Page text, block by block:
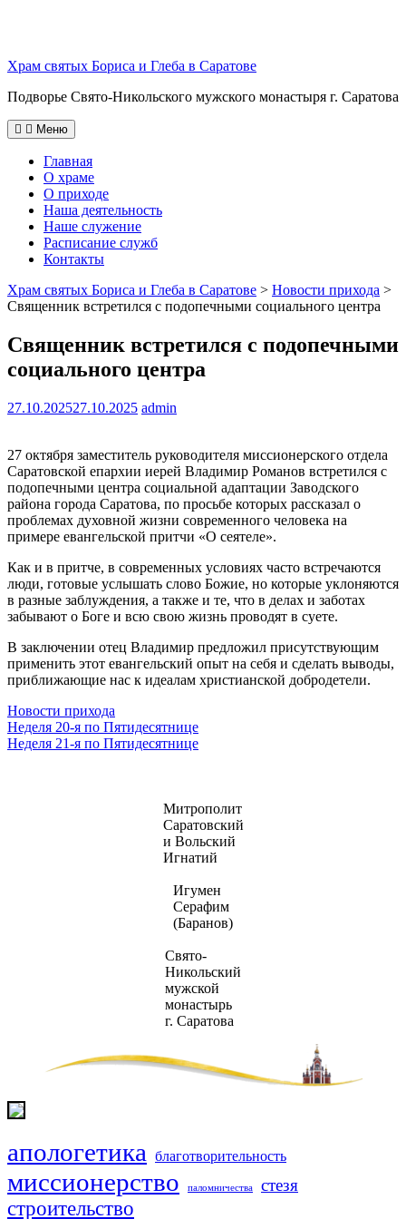
Храм святых Бориса и Глеба в Саратове
Подворье Свято-Никольского мужского монастыря г. Саратова
Меню
Главная
О храме
О приходе
Наша деятельность
Наше служение
Расписание служб
Контакты
Храм святых Бориса и Глеба в Саратове > Новости прихода >
Священник встретился с подопечными социального центра
Священник встретился с подопечными
социального центра
27.10.202527.10.2025 admin
27 октября заместитель руководителя миссионерского отдела
Саратовской епархии иерей Владимир Романов встретился с
подопечными центра социальной адаптации Заводского
района города Саратова, по просьбе которых рассказал о
проблемах духовной жизни современного человека на
примере евангельской притчи «О сеятеле».
Как и в притче, в современных условиях часто встречаются
люди, готовые услышать слово Божие, но которые уклоняются
в разные заблуждения, а также и те, что в делах и заботах
забывают о Боге и всю свою жизнь проводят в суете.
В заключении отец Владимир предложил присутствующим
применить этот евангельский опыт на себя и сделать выводы,
приближающие нас к идеалам христианской добродетели.
Новости прихода
Навигация
по
Неделя 20-я по Пятидесятнице
Неделя 21-я по Пятидесятнице
Митрополит
Саратовский
и Вольский
Игнатий
Игумен
Серафим
(Баранов)
Свято-
Никольский
мужской
монастырь
г. Саратова
апологетика благотворительность
миссионерство паломничества стезя
строительство